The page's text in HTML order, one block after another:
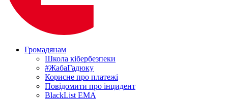
Громадянам
Школа кібербезпеки
#ЖабаГадюку
Корисне про платежі
Повідомити про інцидент
BlackList EMA